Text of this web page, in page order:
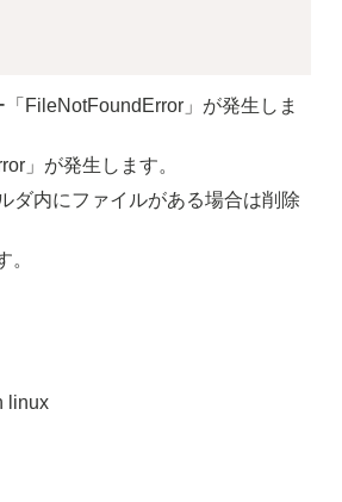
FileNotFoundError」が発生しま
」が発生します。
ダ内にファイルがある場合は削除
。
linux